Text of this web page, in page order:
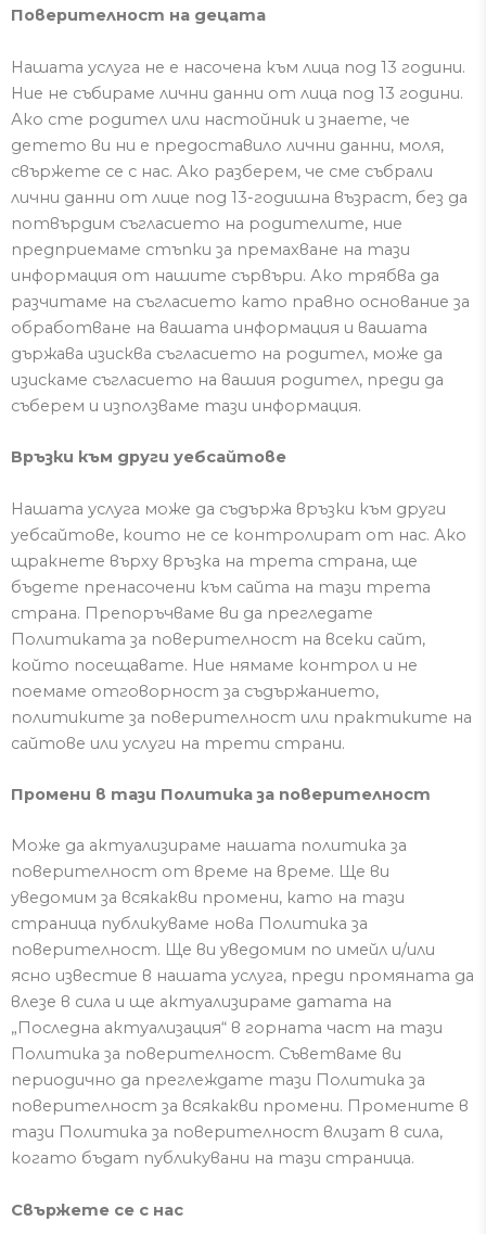
Поверителност на децата
Нашата услуга не е насочена към лица под 13 години.
Ние не събираме лични данни от лица под 13 години.
Ако сте родител или настойник и знаете, че
детето ви ни е предоставило лични данни, моля,
свържете се с нас. Ако разберем, че сме събрали
лични данни от лице под 13-годишна възраст, без да
потвърдим съгласието на родителите, ние
предприемаме стъпки за премахване на тази
информация от нашите сървъри. Ако трябва да
разчитаме на съгласието като правно основание за
обработване на вашата информация и вашата
държава изисква съгласието на родител, може да
изискаме съгласието на вашия родител, преди да
съберем и използваме тази информация.
Връзки към други уебсайтове
Нашата услуга може да съдържа връзки към други
уебсайтове, които не се контролират от нас. Ако
щракнете върху връзка на трета страна, ще
бъдете пренасочени към сайта на тази трета
страна. Препоръчваме ви да прегледате
Политиката за поверителност на всеки сайт,
който посещавате. Ние нямаме контрол и не
поемаме отговорност за съдържанието,
политиките за поверителност или практиките на
сайтове или услуги на трети страни.
Промени в тази Политика за поверителност
Може да актуализираме нашата политика за
поверителност от време на време. Ще ви
уведомим за всякакви промени, като на тази
страница публикуваме нова Политика за
поверителност. Ще ви уведомим по имейл и/или
ясно известие в нашата услуга, преди промяната да
влезе в сила и ще актуализираме датата на
„Последна актуализация“ в горната част на тази
Политика за поверителност. Съветваме ви
периодично да преглеждате тази Политика за
поверителност за всякакви промени. Промените в
тази Политика за поверителност влизат в сила,
когато бъдат публикувани на тази страница.
Свържете се с нас